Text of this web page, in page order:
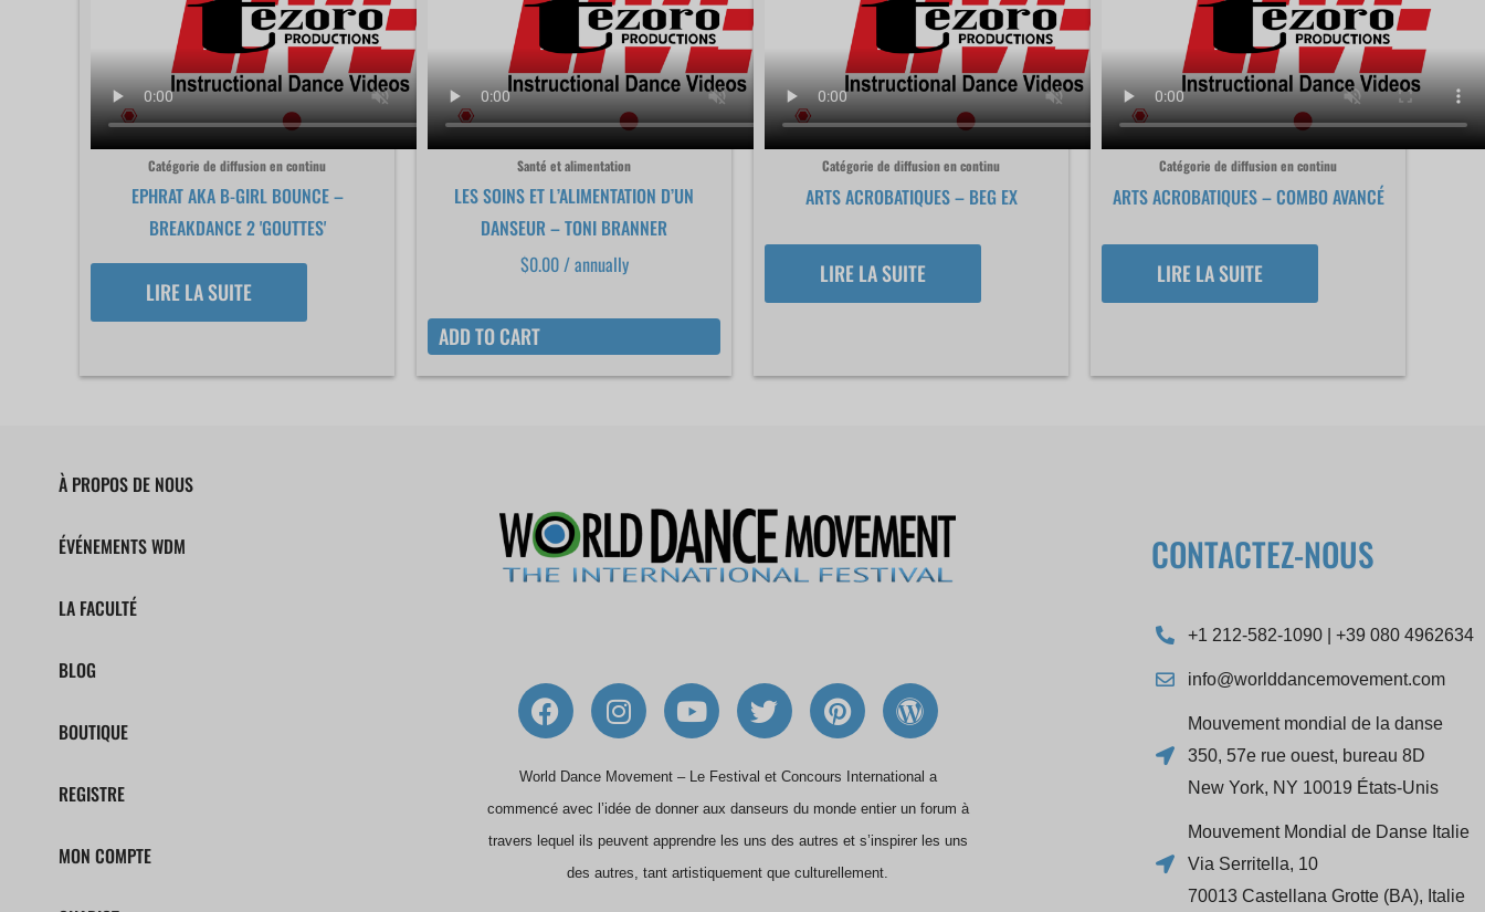
Catégorie de diffusion en continu
EPHRAT AKA B-GIRL BOUNCE –
BREAKDANCE 2 'GOUTTES'
LIRE LA SUITE
Santé et alimentation
LES SOINS ET L’ALIMENTATION D’UN
DANSEUR – TONI BRANNER
$0.00/ annually
ADD TO CART
Catégorie de diffusion en continu
ARTS ACROBATIQUES – BEG EX
LIRE LA SUITE
Catégorie de diffusion en continu
ARTS ACROBATIQUES – COMBO AVANCÉ
LIRE LA SUITE
À PROPOS DE NOUS
ÉVÉNEMENTS WDM
LA FACULTÉ
BLOG
BOUTIQUE
REGISTRE
MON COMPTE
F
a
c
e
b
o
o
I
n
s
t
a
g
r
a
Y
o
u
t
u
b
e
T
w
i
t
t
e
r
P
i
n
t
e
r
e
s
W
o
r
d
P
r
World Dance Movement – Le Festival et Concours International a
commencé avec l’idée de donner aux danseurs du monde entier un forum à
travers lequel ils peuvent apprendre les uns des autres et s’inspirer les uns
des autres, tant artistiquement que culturellement.
CONTACTEZ-NOUS
+1 212-582-1090 | +39 080 4962634
info@worlddancemovement.com
Mouvement mondial de la danse
350, 57e rue ouest, bureau 8D
New York, NY 10019 États-Unis
Mouvement Mondial de Danse Italie
Via Serritella, 10
70013 Castellana Grotte (BA), Italie